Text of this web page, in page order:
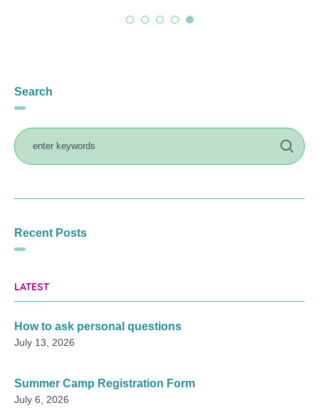
Search
Recent Posts
LATEST
How to ask personal questions
July 13, 2026
Summer Camp Registration Form
July 6, 2026